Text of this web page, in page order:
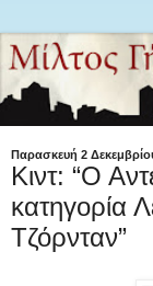
Παρασκευή 2
Κιντ: “Ο
κατηγορία
Τζόρνταν”